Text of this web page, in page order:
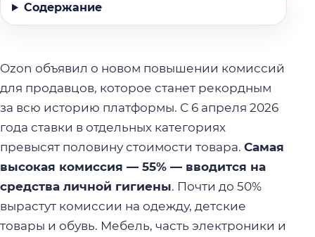
Содержание
Ozon объявил о новом повышении комиссий
для продавцов, которое станет рекордным
за всю историю платформы. С 6 апреля 2026
года ставки в отдельных категориях
превысят половину стоимости товара. Самая
высокая комиссия — 55% — вводится на
средства личной гигиены. Почти до 50%
вырастут комиссии на одежду, детские
товары и обувь. Мебель, часть электроники и